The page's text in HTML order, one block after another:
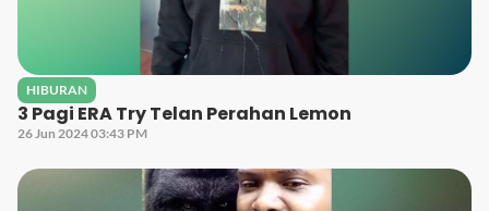
HIBURAN
3 Pagi ERA Try Telan Perahan Lemon
26 Jun 2024 03:43 PM